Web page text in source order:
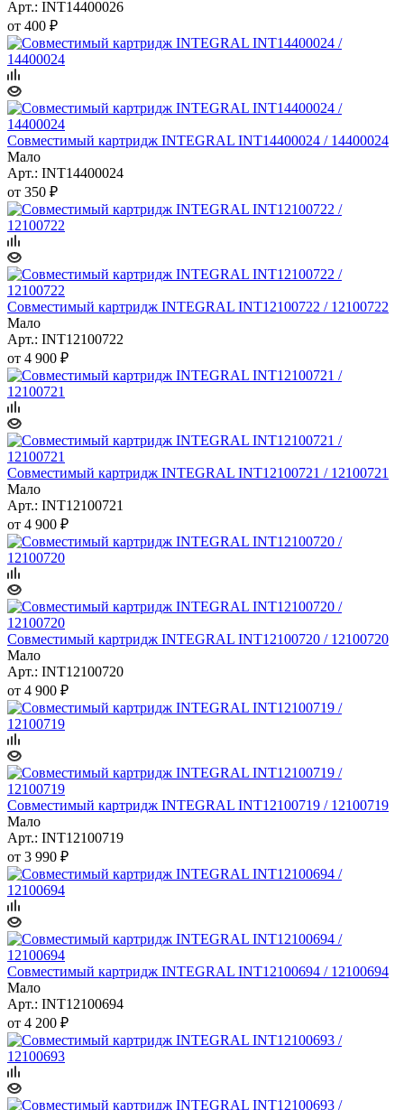
Арт.: INT14400026
от 400 ₽
Совместимый картридж INTEGRAL INT14400024 / 14400024
Мало
Арт.: INT14400024
от 350 ₽
Совместимый картридж INTEGRAL INT12100722 / 12100722
Мало
Арт.: INT12100722
от 4 900 ₽
Совместимый картридж INTEGRAL INT12100721 / 12100721
Мало
Арт.: INT12100721
от 4 900 ₽
Совместимый картридж INTEGRAL INT12100720 / 12100720
Мало
Арт.: INT12100720
от 4 900 ₽
Совместимый картридж INTEGRAL INT12100719 / 12100719
Мало
Арт.: INT12100719
от 3 990 ₽
Совместимый картридж INTEGRAL INT12100694 / 12100694
Мало
Арт.: INT12100694
от 4 200 ₽